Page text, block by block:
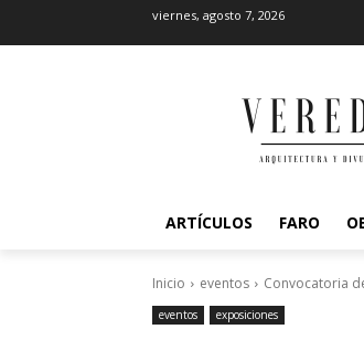
viernes, agosto 7, 2026
ARTÍCULOS FARO
Inicio eventos Convocatoria
eventos exposiciones